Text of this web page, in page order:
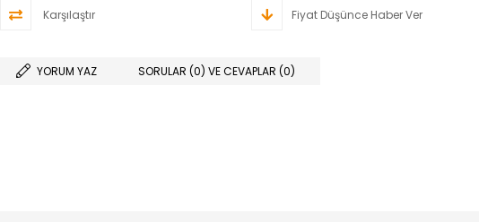
Karşılaştır Fiyat Düşünce Haber Ver
YORUM YAZ SORULAR (0) VE CEVAPLAR (0)